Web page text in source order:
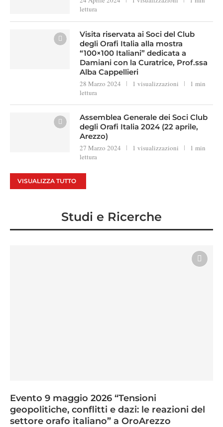
lettura
Visita riservata ai Soci del Club
degli Orafi Italia alla mostra
“100×100 Italiani” dedicata a
Damiani con la Curatrice, Prof.ssa
Alba Cappellieri
28 Marzo 2024 1 visualizzazioni
1 min
lettura
Assemblea Generale dei Soci Club
degli Orafi Italia 2024 (22 aprile,
Arezzo)
27 Marzo 2024 1 visualizzazioni
1 min
lettura
VISUALIZZA TUTTO
Studi e Ricerche
Evento 9 maggio 2026 “Tensioni
geopolitiche, conflitti e dazi: le reazioni del
settore orafo italiano” a OroArezzo